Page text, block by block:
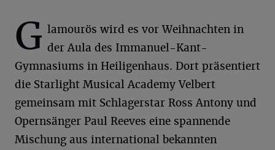
G lamourös wird es vor Weihnachten in
der Aula des Immanuel-Kant-
Gymnasiums in Heiligenhaus. Dort präsentiert
die Starlight Musical Academy Velbert
gemeinsam mit Schlagerstar Ross Antony und
Opernsänger Paul Reeves eine spannende
Mischung aus international bekannten